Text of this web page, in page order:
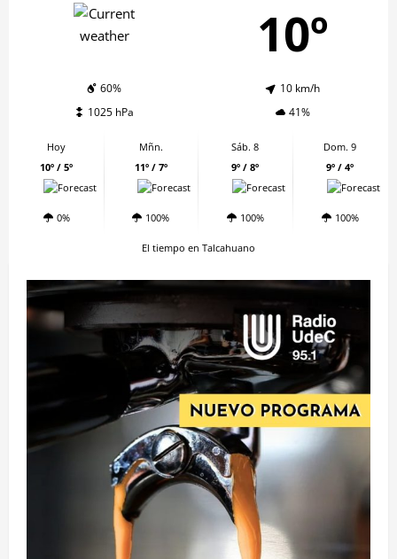
10º
60%
10 km/h
1025 hPa
41%
Hoy
10º / 5º
0%
Mñn.
11º / 7º
100%
Sáb. 8
9º / 8º
100%
Dom. 9
9º / 4º
100%
El tiempo en Talcahuano